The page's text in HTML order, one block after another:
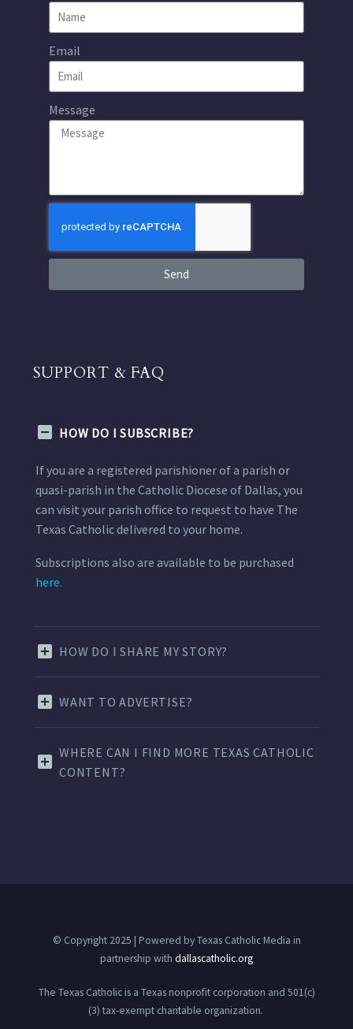
Email
Message
Send
SUPPORT & FAQ
HOW DO I SUBSCRIBE?
If you are a registered parishioner of a parish or
quasi-parish in the Catholic Diocese of Dallas, you
can visit your parish office to request to have The
Texas Catholic delivered to your home.
Subscriptions also are available to be purchased
here.
HOW DO I SHARE MY STORY?
WANT TO ADVERTISE?
WHERE CAN I FIND MORE TEXAS CATHOLIC
CONTENT?
© Copyright 2025 | Powered by Texas Catholic Media in
partnership with dallascatholic.org
The Texas Catholic is a Texas nonprofit corporation and 501(c)
(3) tax-exempt charitable organization.